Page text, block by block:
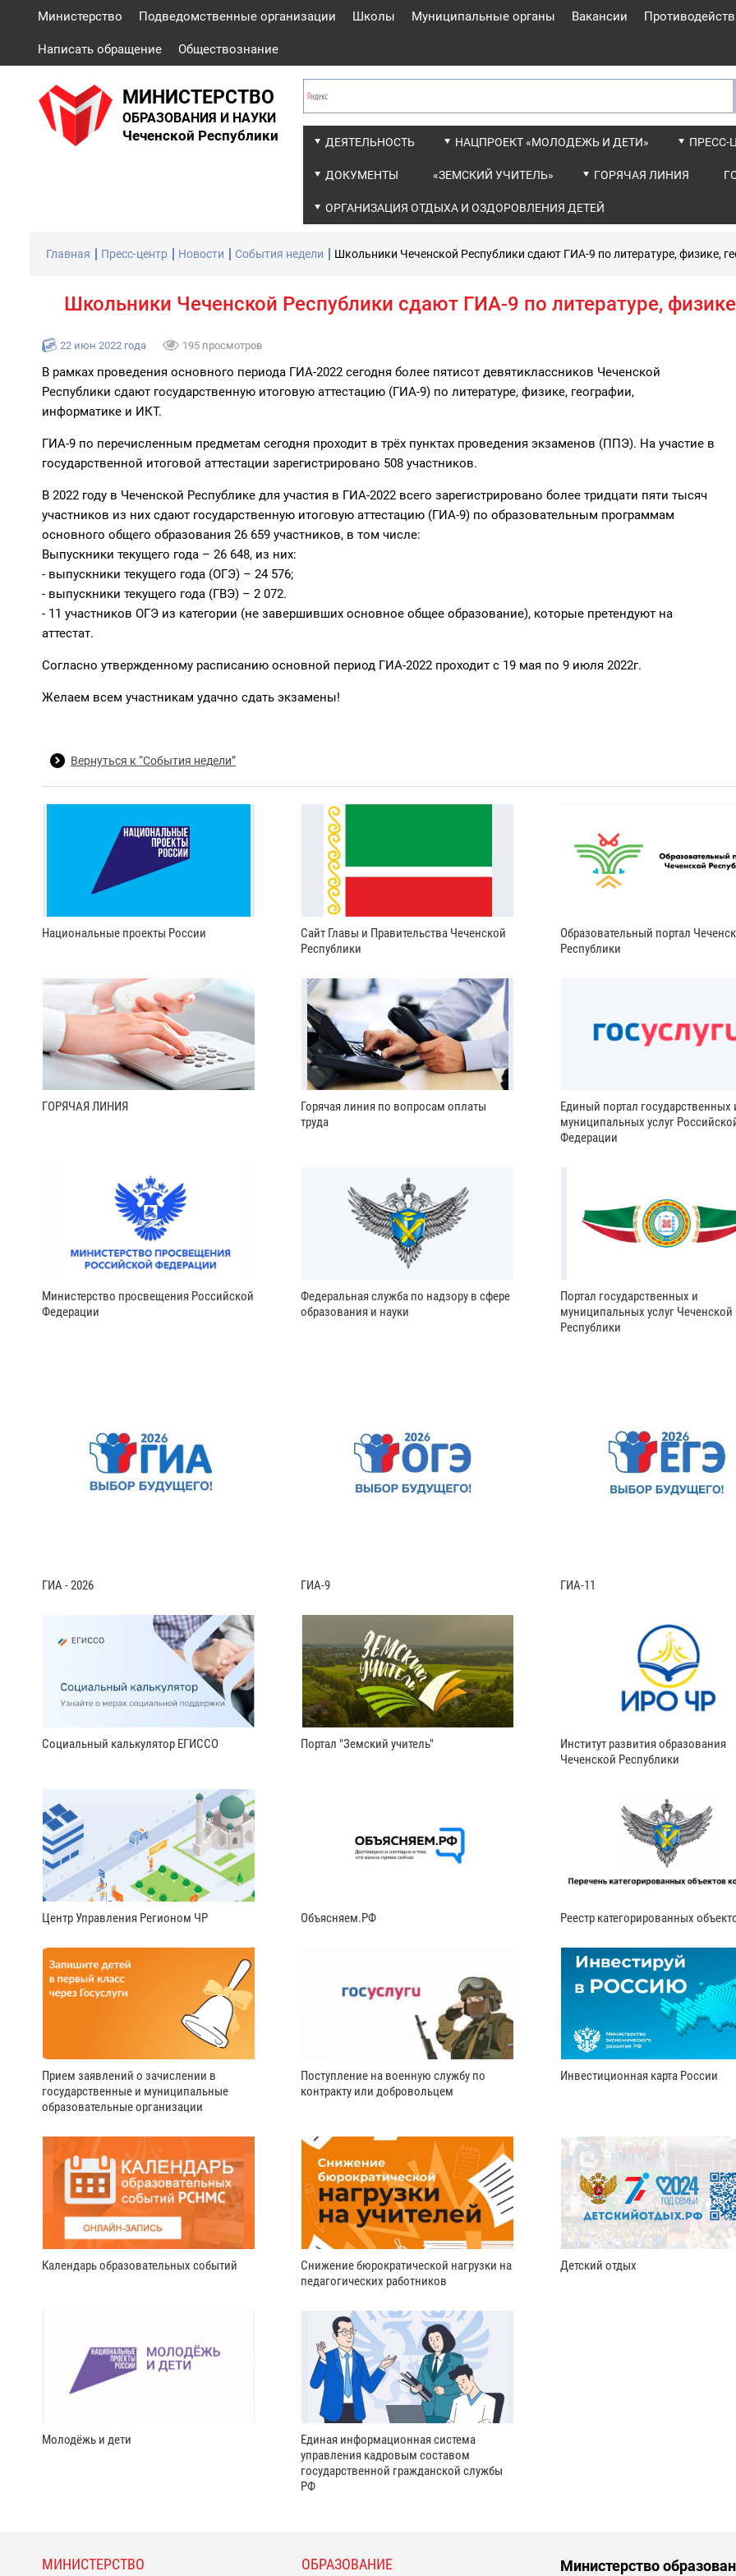
Министерство Подведомственные организации Школы Муниципальные органы Вакансии
Написать обращение Обществознание
МИНИСТЕРСТВО
ОБРАЗОВАНИЯ И НАУКИ
Чеченской Республики ДЕЯТЕЛЬНОСТЬ НАЦПРОЕКТ «МОЛОДЕЖЬ И ДЕТИ» ПРЕСС-
ДОКУМЕНТЫ «ЗЕМСКИЙ УЧИТЕЛЬ» ГОРЯЧАЯ ЛИНИЯ
ОРГАНИЗАЦИЯ ОТДЫХА И ОЗДОРОВЛЕНИЯ ДЕТЕЙ
Главная Пресс-центр Новости События недели Школьники Чеченской Республики сдают ГИА-9 по литературе, физике,
Школьники Чеченской Республики сдают ГИА-9 по литературе,
22 июн 2022 года 195 просмотров
В рамках проведения основного периода ГИА-2022 сегодня более пятисот девятиклассников Чеченской
Республики сдают государственную итоговую аттестацию (ГИА-9) по литературе, физике, географии,
информатике и ИКТ.
ГИА-9 по перечисленным предметам сегодня проходит в трёх пунктах проведения экзаменов (ППЭ). На участие в
государственной итоговой аттестации зарегистрировано 508 участников.
В 2022 году в Чеченской Республике для участия в ГИА-2022 всего зарегистрировано более тридцати пяти тысяч
участников из них сдают государственную итоговую аттестацию (ГИА-9) по образовательным программам
основного общего образования 26 659 участников, в том числе:
Выпускники текущего года – 26 648, из них:
- выпускники текущего года (ОГЭ) – 24 576;
- выпускники текущего года (ГВЭ) – 2 072.
- 11 участников ОГЭ из категории (не завершивших основное общее образование), которые претендуют на
аттестат.
Согласно утвержденному расписанию основной период ГИА-2022 проходит с 19 мая по 9 июля 2022г.
Желаем всем участникам удачно сдать экзамены!
Вернуться к “События недели”
Национальные проекты России
Сайт Главы и Правительства Чеченской
Республики
Образовательный портал
Республики
ГОРЯЧАЯ ЛИНИЯ
Горячая линия по вопросам оплаты
труда
Единый портал государственных
муниципальных услуг
Федерации
Министерство просвещения Российской
Федерации
Федеральная служба по надзору в сфере
образования и науки
Портал государственных и
муниципальных услуг Чеченской
Республики
ГИА - 2026 ГИА-9 ГИА-11
Социальный калькулятор ЕГИССО Портал "Земский учитель"
Институт развития образования
Чеченской Республики
Центр Управления Регионом ЧР Объясняем.РФ Реестр категорированных
Прием заявлений о зачислении в
государственные и муниципальные
образовательные организации
Поступление на военную службу по
контракту или добровольцем
Инвестиционная карта России
Календарь образовательных событий
Снижение бюрократической нагрузки на
педагогических работников
Детский отдых
Молодёжь и дети
Единая информационная система
управления кадровым составом
государственной гражданской службы
РФ
МИНИСТЕРСТВО ОБРАЗОВАНИЕ Министерство